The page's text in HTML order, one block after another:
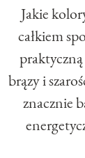
Jakie
całkiem
brązy i
znacznie